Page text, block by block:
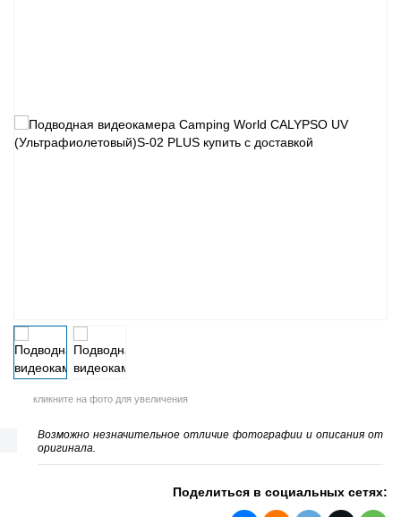
кликните на фото для увеличения
Возможно незначительное отличие фотографии и описания от
оригинала.
Поделиться в социальных сетях: